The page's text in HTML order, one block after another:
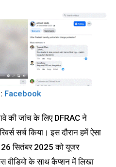
Facebook
की जांच के लिए DFRAC ने
सर्च किया। इस दौरान हमें ऐसा
26 सितंबर 2025 को यूजर
वीडियो के साथ कैप्शन में लिखा